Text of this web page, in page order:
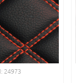
24973